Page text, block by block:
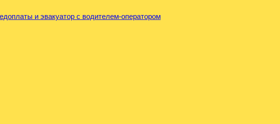
и эвакуатор с водителем-оператором